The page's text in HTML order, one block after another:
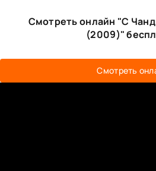
Смотреть онлайн "С
(2009)"
Смотреть